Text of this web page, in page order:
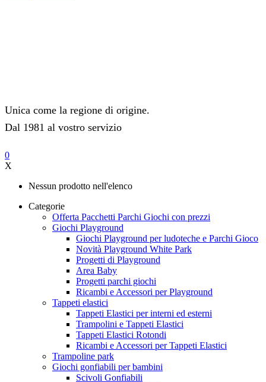
Unica come la regione di origine.
Dal 1981 al vostro servizio
0
X
Nessun prodotto nell'elenco
Categorie
Offerta Pacchetti Parchi Giochi con prezzi
Giochi Playground
Giochi Playground per ludoteche e Parchi Gioco
Novità Playground White Park
Progetti di Playground
Area Baby
Progetti parchi giochi
Ricambi e Accessori per Playground
Tappeti elastici
Tappeti Elastici per interni ed esterni
Trampolini e Tappeti Elastici
Tappeti Elastici Rotondi
Ricambi e Accessori per Tappeti Elastici
Trampoline park
Giochi gonfiabili per bambini
Scivoli Gonfiabili